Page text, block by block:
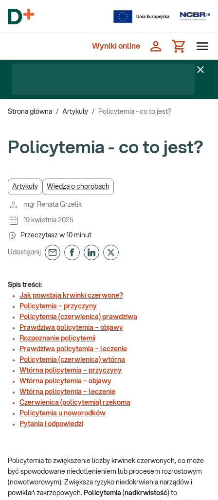
Wyniki online
Strona główna / Artykuły / Policytemia - co to jest?
Policytemia - co to jest?
Artykuły Wiedza o chorobach
mgr Renata Grzelik
19 kwietnia 2025
Przeczytasz w 10 minut
Udostępnij
Spis treści:
Jak powstają krwinki czerwone?
Policytemia – przyczyny
Policytemia (czerwienica) prawdziwa
Prawdziwa policytemia – objawy
Rozpoznanie policytemii
Prawdziwa policytemia – leczenie
Policytemia (czerwienica) wtórna
Wtórna policytemia – przyczyny
Wtórna policytemia – objawy
Wtórna policytemia – leczenie
Czerwienica (policytemia) rzekoma
Policytemia u noworodków
Pytania i odpowiedzi
Policytemia to zwiększenie liczby krwinek czerwonych, co może
być spowodowane niedotlenieniem lub procesem rozrostowym
(nowotworowym). Zwiększa ryzyko niedokrwienia narządów i
powikłań zakrzepowych. Policytemia (nadkrwistość) to